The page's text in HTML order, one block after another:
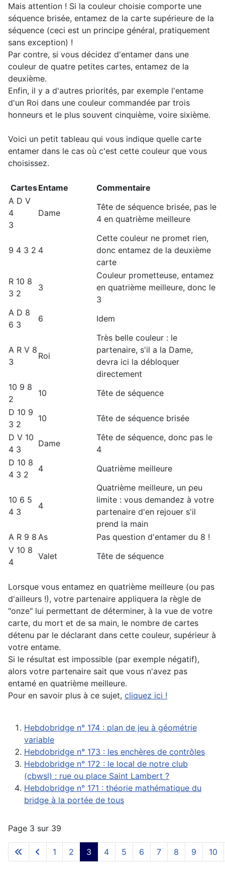
Mais attention ! Si la couleur choisie comporte une
séquence brisée, entamez de la carte supérieure de la
séquence (ceci est un principe général, pratiquement
sans exception) !
Par contre, si vous décidez d'entamer dans une
couleur de quatre petites cartes, entamez de la
deuxième.
Enfin, il y a d'autres priorités, par exemple l'entame
d'un Roi dans une couleur commandée par trois
honneurs et le plus souvent cinquième, voire sixième.
Voici un petit tableau qui vous indique quelle carte
entamer dans le cas où c'est cette couleur que vous
choisissez.
CartesEntame
Commentaire
A D V
4
3
Dame
Tête de séquence brisée, pas le
4 en quatrième meilleure
9 4 3 2 4
Cette couleur ne promet rien,
donc entamez de la deuxième
carte
R 10 8
3 2
3
Couleur prometteuse, entamez
en quatrième meilleure, donc le
3
A D 8
6 3
6 Idem
A R V 8
3
Roi
Très belle couleur : le
partenaire, s'il a la Dame,
devra ici la débloquer
directement
10 9 8
2
10
Tête de séquence
D 10 9
3 2
10
Tête de séquence brisée
D V 10
4 3
Dame
Tête de séquence, donc pas le
4
D 10 8
4 3 2
4 Quatrième meilleure
10 6 5
4 3
4
Quatrième meilleure, un peu
limite : vous demandez à votre
partenaire d'en rejouer s'il
prend la main
A R 9 8 As
Pas question d'entamer du 8 !
V 10 8
4
Valet Tête de séquence
Lorsque vous entamez en quatrième meilleure (ou pas
d'ailleurs !), votre partenaire appliquera la règle de
"onze" lui permettant de déterminer, à la vue de votre
carte, du mort et de sa main, le nombre de cartes
détenu par le déclarant dans cette couleur, supérieur à
votre entame.
Si le résultat est impossible (par exemple négatif),
alors votre partenaire sait que vous n'avez pas
entamé en quatrième meilleure.
Pour en savoir plus à ce sujet, cliquez ici !
Hebdobridge n° 174 : plan de jeu à géométrie
variable
Hebdobridge n° 173 : les enchères de contrôles
Hebdobridge n° 172 : le local de notre club
(cbwsl) : rue ou place Saint Lambert ?
Hebdobridge n° 171 : théorie mathématique du
bridge à la portée de tous
Page 3 sur 39
1 2 3 4 5 6 7 8 9 10